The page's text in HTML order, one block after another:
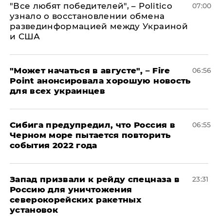
​"Все любят победителей", – Politico
узнало о восстановлении обмена
развединформацией между Украиной
и США
07:00
"Может начаться в августе", – Fire
Point анонсировала хорошую новость
для всех украинцев
06:56
Сибига предупредил, что Россия в
Черном море пытается повторить
события 2022 года
06:55
Запад призвали к рейду спецназа в
Россию для уничтожения
северокорейских ракетных
установок
23:31